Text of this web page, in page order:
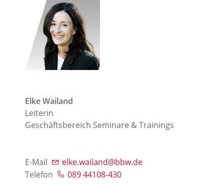
Elke Wailand
Leiterin
Geschäftsbereich Seminare & Trainings
E-Mail
elke.wailand@bbw.de
Telefon
089 44108-430